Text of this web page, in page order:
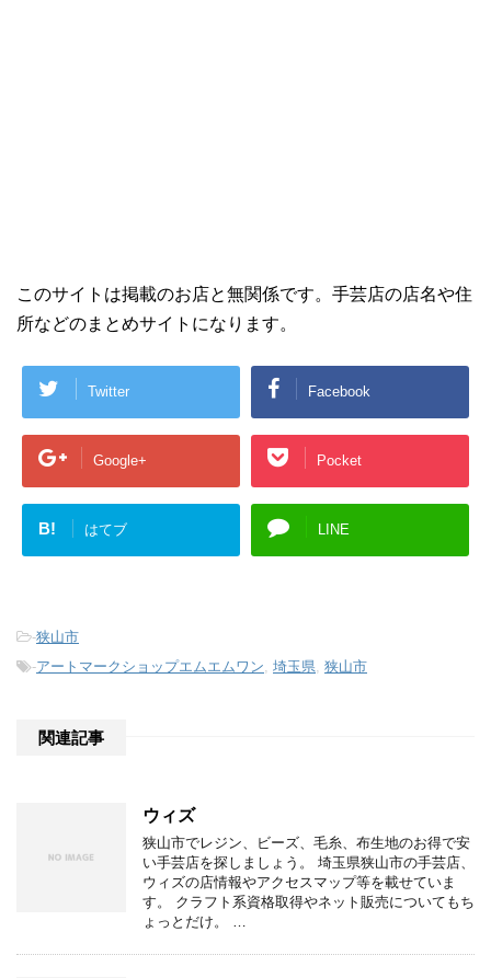
このサイトは掲載のお店と無関係です。手芸店の店名や住
所などのまとめサイトになります。
Twitter Facebook
Google+ Pocket
B! はてブ LINE
-狭山市
-アートマークショップエムエムワン 埼玉県 狭山市
関連記事
ウィズ
狭山市でレジン、ビーズ、毛糸、布生地のお得で安
い手芸店を探しましょう。 埼玉県狭山市の手芸店、
ウィズの店情報やアクセスマップ等を載せていま
す。 クラフト系資格取得やネット販売についてもち
ょっとだけ。 …